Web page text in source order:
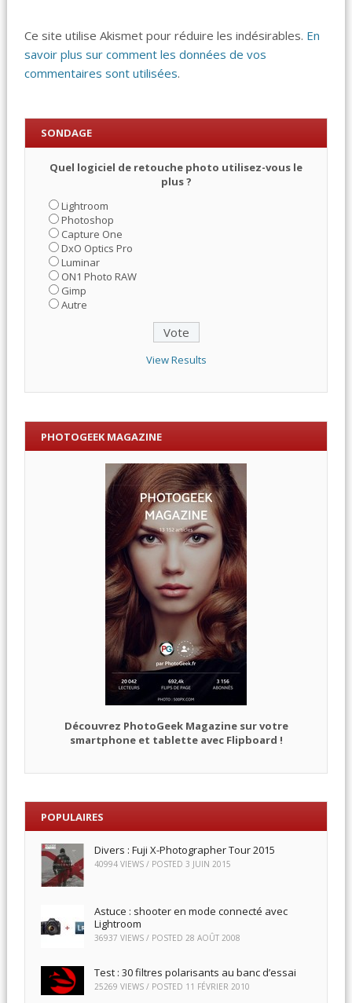
Ce site utilise Akismet pour réduire les indésirables. En
savoir plus sur comment les données de vos
commentaires sont utilisées.
SONDAGE
Quel logiciel de retouche photo utilisez-vous le
plus ?
Lightroom
Photoshop
Capture One
DxO Optics Pro
Luminar
ON1 Photo RAW
Gimp
Autre
View Results
PHOTOGEEK MAGAZINE
Découvrez PhotoGeek Magazine sur votre
smartphone et tablette avec Flipboard !
POPULAIRES
Divers : Fuji X-Photographer Tour 2015
40994 VIEWS / POSTED 3 JUIN 2015
Astuce : shooter en mode connecté avec
Lightroom
36937 VIEWS / POSTED 28 AOÛT 2008
Test : 30 filtres polarisants au banc d’essai
25269 VIEWS / POSTED 11 FÉVRIER 2010